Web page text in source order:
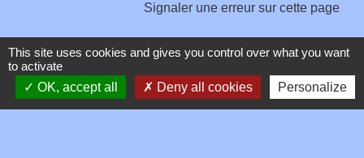
Signaler une erreur sur cette page
Contacts
This site uses cookies and gives you control over what you want
to activate
OK, accept all
Deny all cookies Personalize